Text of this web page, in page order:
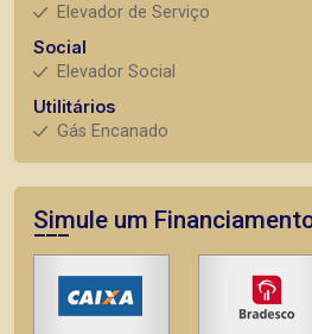
Elevador de Serviço
Social
Elevador Social
Utilitários
Gás Encanado
Simule um